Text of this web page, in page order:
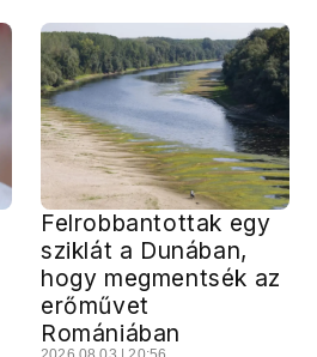
Felrobbantottak egy
sziklát a Dunában,
hogy megmentsék az
erőművet
Romániában